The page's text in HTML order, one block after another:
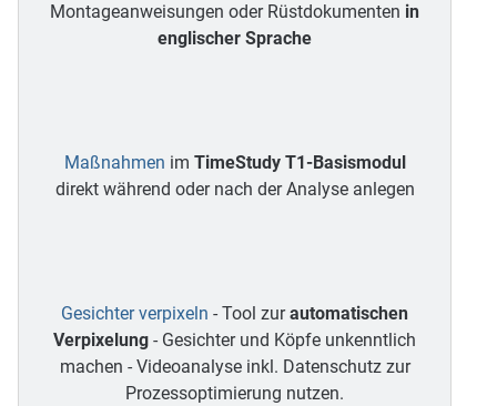
Montageanweisungen oder Rüstdokumenten in
englischer Sprache
Maßnahmen im TimeStudy T1-Basismodul
direkt während oder nach der Analyse anlegen
Gesichter verpixeln - Tool zurautomatischen
Verpixelung - Gesichter und Köpfe unkenntlich
machen - Videoanalyse inkl. Datenschutz zur
Prozessoptimierung nutzen.